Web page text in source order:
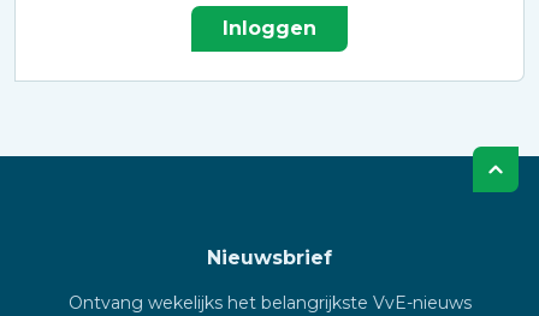
Inloggen
Nieuwsbrief
Ontvang wekelijks het belangrijkste VvE-nieuws